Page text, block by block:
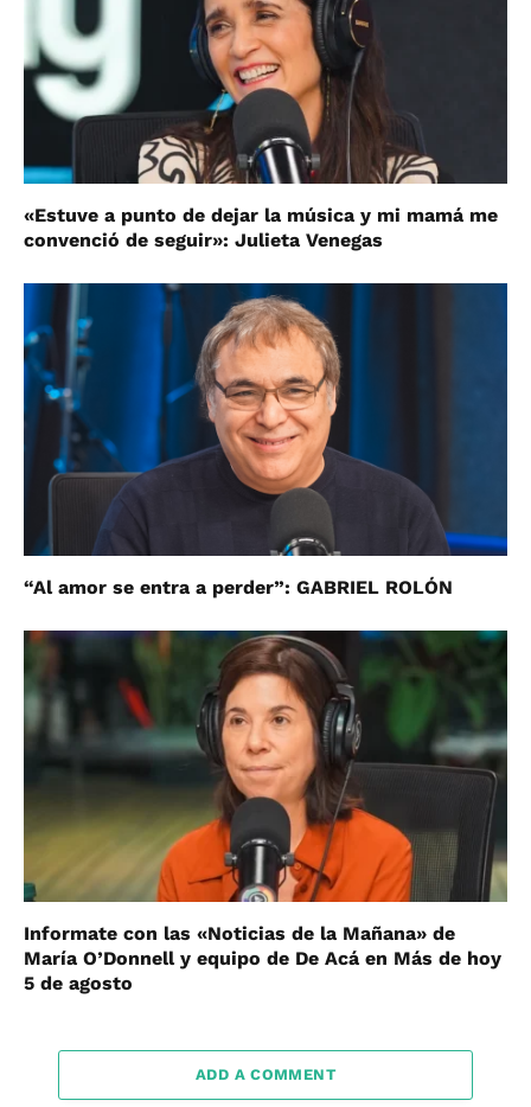
«Estuve a punto de dejar la música y mi mamá me
convenció de seguir»: Julieta Venegas
“Al amor se entra a perder”: GABRIEL ROLÓN
Informate con las «Noticias de la Mañana» de
María O’Donnell y equipo de De Acá en Más de hoy
5 de agosto
ADD A COMMENT